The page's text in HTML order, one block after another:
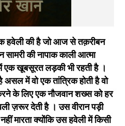
की नापाक काली आत्मा
खूबसूरत लड़की भी रहती है ।
असल में वो एक तांत्रिक होती है वो
के लिए एक नौजवान शख्स को हर
ज़रूर देती है । उस वीरान पड़ी
मारता क्योंकि उस हवेली में किसी